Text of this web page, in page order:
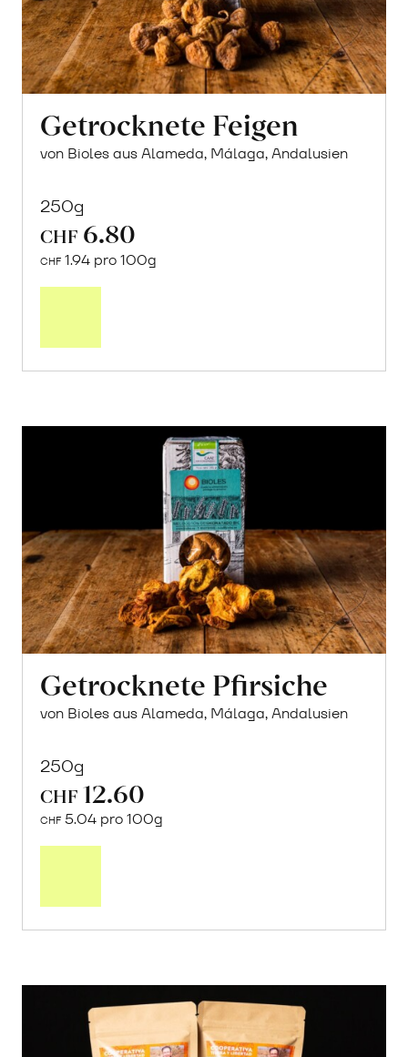
Getrocknete Feigen
von Bioles aus Alameda, Málaga, Andalusien
250g
CHF 6.80
CHF 1.94 pro 100g
Getrocknete Pfirsiche
von Bioles aus Alameda, Málaga, Andalusien
250g
CHF 12.60
CHF 5.04 pro 100g